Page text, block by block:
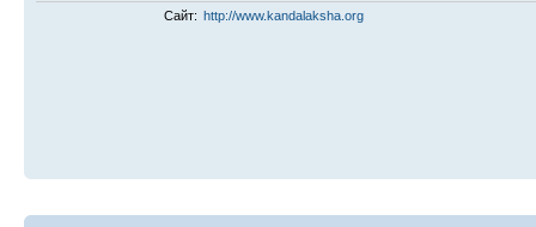
Сайт: http://www.kandalaksha.org